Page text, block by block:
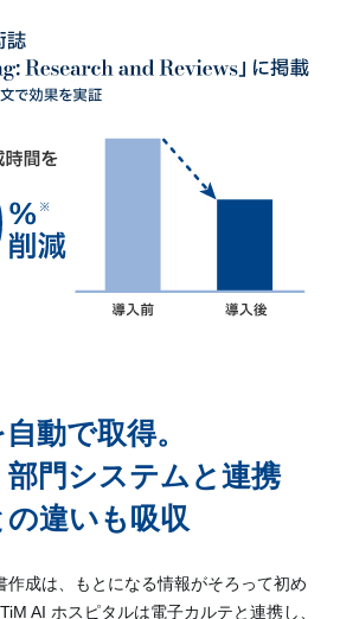
動で取得。
部門システムと連携
の違いも吸収
作成は、もとになる情報がそろって初め
AI ホスピタルは電子カルテと連携し、